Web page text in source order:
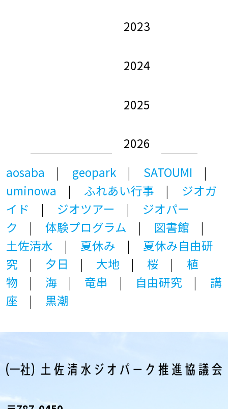
2023
2024
2025
2026
aosaba geopark
SATOUMI
uminowa
ふれあい行事
ジオガ
イド
ジオツアー
ジオパー
ク
体験プログラム
図書館
土佐清水
夏休み
夏休み自由研
究
夕日 大地 桜
植
物
海 竜串 自由研究
講
座
黒潮